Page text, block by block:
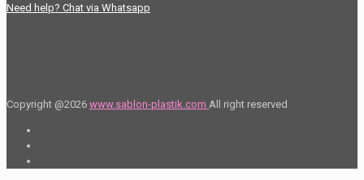
Need help? Chat via Whatsapp
Copyright @2026 www.sablon-plastik.com All right reserved